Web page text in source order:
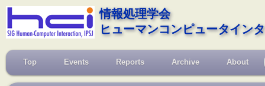
情報処理学会
ヒューマンコンピュータイン
Top Events Reports Archive About